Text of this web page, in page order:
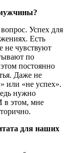
мужчины?
Успех для
Есть
не чувствуют
по
постоянно
Даже не
или «не успех».
нужно
в этом, мне
для наших